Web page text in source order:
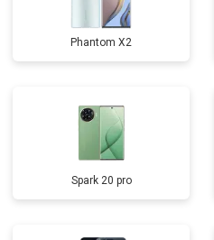
Phantom X2
Spark 20 pro